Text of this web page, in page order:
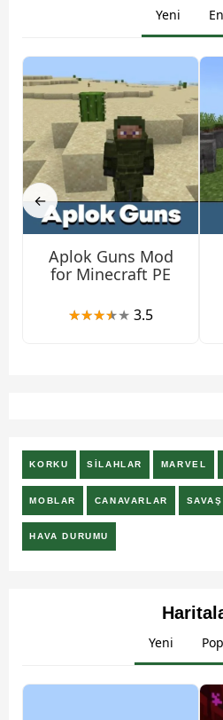
Yeni
←
Aplok Guns Mod
for Minecraft PE
3.5
KORKU SİLAHLAR MARVEL
MOBLAR CANAVARLAR SAVAŞ
HAVA DURUMU
Yeni